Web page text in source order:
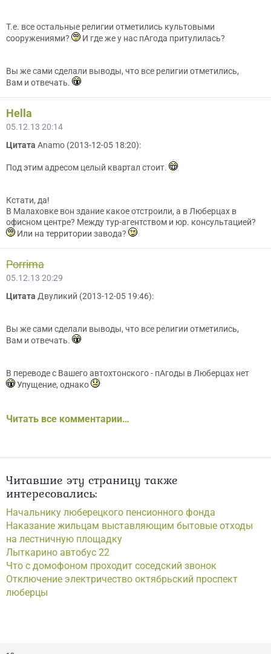
Т.е. все остальные религии отметились культовыми
сооружениями?
И где же у нас пАгода притулилась?
Вы же сами сделали выводы, что все религии отметились,
Вам и отвечать.
Hella
05.12.13 20:14
Цитата Anamo (2013-12-05 18:20):
Под этим адресом целый квартал стоит.
Кстати, да!
В Малаховке вон здание какое отстроили, а в Люберцах в
офисном центре? Между тур-агентством и юр. консультацией?
Или на территории завода?
Porrima
05.12.13 20:29
Цитата Двуликий (2013-12-05 19:46):
Вы же сами сделали выводы, что все религии отметились,
Вам и отвечать.
В переводе с Вашего автохтонского - пАгоды в Люберцах нет
Упущение, однако
Читать все комментарии…
Читавшие эту страницу также
интересовались:
Начальнику люберецкого пенсионного фонда
Наказание жильцам выставляющим бытовые отходы
на лестничную площадку
Лыткарино автобус 22
Что с домофоном проходит соседский звонок
Отключение электричество октябрьский проспект
люберцы